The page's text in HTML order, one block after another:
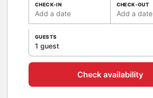
CHECK-IN
Add a date
CHECK-OUT
Add a date
GUESTS
1 guest
Check availability